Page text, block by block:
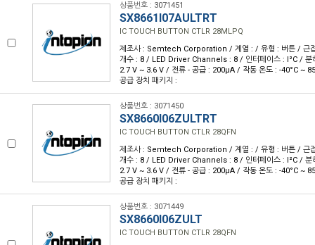
상품번호 : 3071451
SX8661I07AULTRT
IC TOUCH BUTTON CTLR 28MLPQ
제조사 : Semtech Corporation / 계열 : / 유형 : 버튼 / 근
개수 : 8 / LED Driver Channels : 8 / 인터페이스 : I²C / 분
2.7 V ~ 3.6 V / 전류 - 공급 : 200µA / 작동 온도 : -40°C ~
공급 장치 패키지 :
상품번호 : 3071450
SX8660I06ZULTRT
IC TOUCH BUTTON CTLR 28QFN
제조사 : Semtech Corporation / 계열 : / 유형 : 버튼 / 근
개수 : 8 / LED Driver Channels : 8 / 인터페이스 : I²C / 분
2.7 V ~ 3.6 V / 전류 - 공급 : 200µA / 작동 온도 : -40°C ~
공급 장치 패키지 :
상품번호 : 3071449
SX8660I06ZULT
IC TOUCH BUTTON CTLR 28QFN